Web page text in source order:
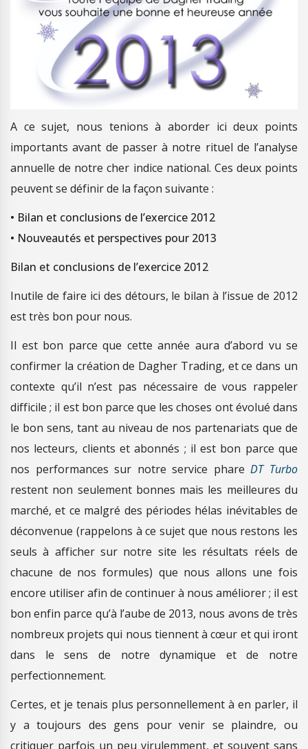
A ce sujet, nous tenions à aborder ici deux points
importants avant de passer à notre rituel de l’analyse
annuelle de notre cher indice national. Ces deux points
peuvent se définir de la façon suivante :
• Bilan et conclusions de l’exercice 2012
• Nouveautés et perspectives pour 2013
Bilan et conclusions de l’exercice 2012
Inutile de faire ici des détours, le bilan à l’issue de 2012
est très bon pour nous.
Il est bon parce que cette année aura d’abord vu se
confirmer la création de Dagher Trading, et ce dans un
contexte qu’il n’est pas nécessaire de vous rappeler
difficile ; il est bon parce que les choses ont évolué dans
le bon sens, tant au niveau de nos partenariats que de
nos lecteurs, clients et abonnés ; il est bon parce que
nos performances sur notre service phareDT Turbo
restent non seulement bonnes mais les meilleures du
marché, et ce malgré des périodes hélas inévitables de
déconvenue (rappelons à ce sujet que nous restons les
seuls à afficher sur notre site les résultats réels de
chacune de nos formules) que nous allons une fois
encore utiliser afin de continuer à nous améliorer ; il est
bon enfin parce qu’à l’aube de 2013, nous avons de très
nombreux projets qui nous tiennent à cœur et qui iront
dans le sens de notre dynamique et de notre
perfectionnement.
Certes, et je tenais plus personnellement à en parler, il
y a toujours des gens pour venir se plaindre, ou
critiquer parfois un peu virulemment, et souvent sans